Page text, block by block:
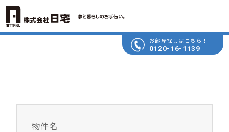
お部屋探しはこちら！
0120-16-1139
物件名